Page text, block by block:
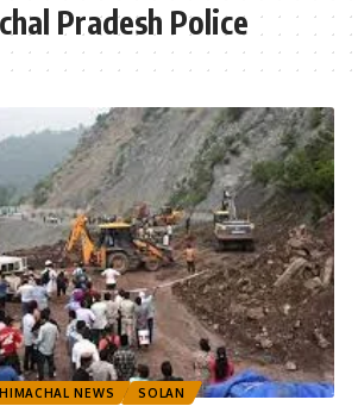
Pradesh Police
HIMACHAL NEWS SOLAN